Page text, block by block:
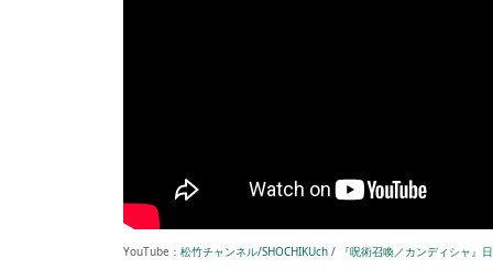
YouTube： 松竹チャンネル/SHOCHIKUch / 『呪術召喚／カンディシャ』